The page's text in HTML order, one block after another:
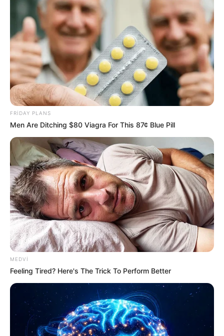
TƏCİLİ! Türkiyəqırıcıları havaya qaldırdı
- Nə baş verir?
9 0 0
20:44 / 06 Avqust 2026 SİYASƏT
Zelenski Ceyhun Bayramovuqəbul edib
45
FRIDAY PLANS
Men Are Ditching $80 Viagra For This 87¢ Blue Pill
MEDVI
Feeling Tired? Here's The Trick To Perform Better